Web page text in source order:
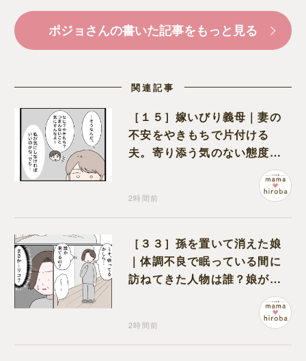
ポジョさんの書いた記事をもっと見る
関連記事
［１５］嫁いびり義母｜妻の
不安をやきもちで片付ける
夫。寄り添う気のない態度に
2時間前
［３３］孫を置いて消えた娘
｜体調不良で眠っている間に
訪ねてきた人物は誰？娘が戻
ってきたのかと不安になる
2時間前